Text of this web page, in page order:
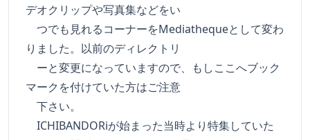
デオクリップや写真集などをい
つでも見れるコーナーをMediathequeとして変わ
りました。以前のディレクトリ
ーと変更になっていますので、もしここへブック
マークを付けていた方はご注意
下さい。
ICHIBANDORiが始まった当時より特集していた